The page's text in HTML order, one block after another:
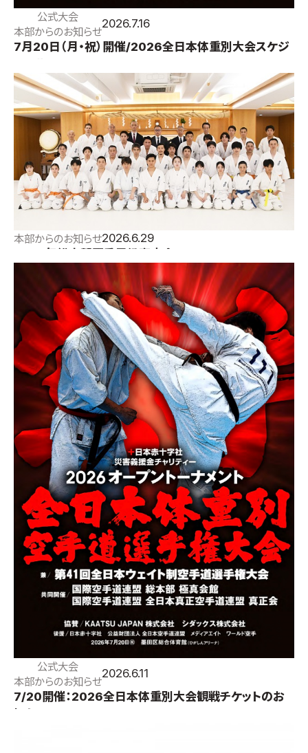
公式大会
本部からのお知らせ
2026.7.16
7月20日（月・祝）開催/2026全日本体重別大会スケジ
本部からのお知らせ2026.6.29
公式大会
本部からのお知らせ
2026.6.11
7/20開催：2026全日本体重別大会観戦チケットのお